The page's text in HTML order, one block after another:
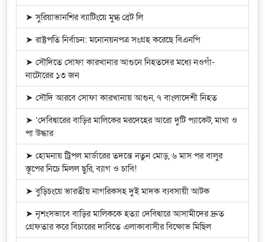
➤ সুরিয়াভানশির ব্যাটিংয়ে মুগ্ধ ব্রেট লি
➤ রাষ্ট্রপতি নির্বাচন: মনোনয়নপত্র সংগ্রহ করেছে বিএনপি
➤ সৌদিতে সোফা কারখানার আগুনে নিহতদের মধ্যে নওগাঁ-
নাটোরের ১৩ জন
➤ সৌদি আরবে সোফা কারখানায় আগুন, ৭ বাংলাদেশী নিহত
➤ ‘দেবিদ্বারের বাড়ির মালিকের মরদেহের আরো দুটি প্যাকেট, মাথা ও
পা উদ্ধার
➤ হোমনায় ট্রিপল মার্ডারের তদন্তে নতুন মোড়, ৬ মাস পর বালুর
স্তূপের নিচে মিলল ছুরি, ব্যাগ ও চাবি!
➤ বুড়িচংয়ে ভারতীয় নাগরিকসহ দুই মাদক ব্যবসায়ী আটক
➤ নৃশংসভাবে বাড়ির মালিককে হত্যা দেবিদ্বারে আসামীদের দ্রুত
গ্রেফতার করে বিচারের দাবিতে এলাকাবাসীর বিক্ষোভ মিছিল